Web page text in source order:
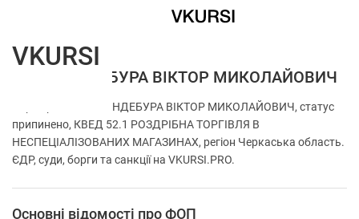
ФОП МАНДЕБУРА ВІКТОР МИКОЛАЙОВИЧ
Перевірка ФОП МАНДЕБУРА ВІКТОР МИКОЛАЙОВИЧ, статус
припинено, КВЕД 52.1 РОЗДРІБНА ТОРГІВЛЯ В
НЕСПЕЦІАЛІЗОВАНИХ МАГАЗИНАХ, регіон Черкаська область.
ЄДР, суди, борги та санкції на VKURSI.PRO.
Основні відомості про ФОП
VKURSI